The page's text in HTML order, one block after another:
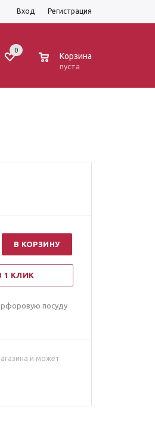
Вход Регистрация
0
Корзина
пуста
В КОРЗИНУ
1 КЛИК
посуду
и может